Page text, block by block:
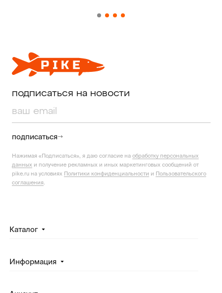
подписаться на новости
подписаться
Нажимая «Подписаться», я даю согласие на обработку персональных
данных и получение рекламных и иных маркетинговых сообщений от
pike.ru на условиях Политики конфиденциальности и Пользовательского
соглашения
Каталог
Информация